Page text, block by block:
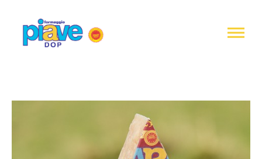
raccolta